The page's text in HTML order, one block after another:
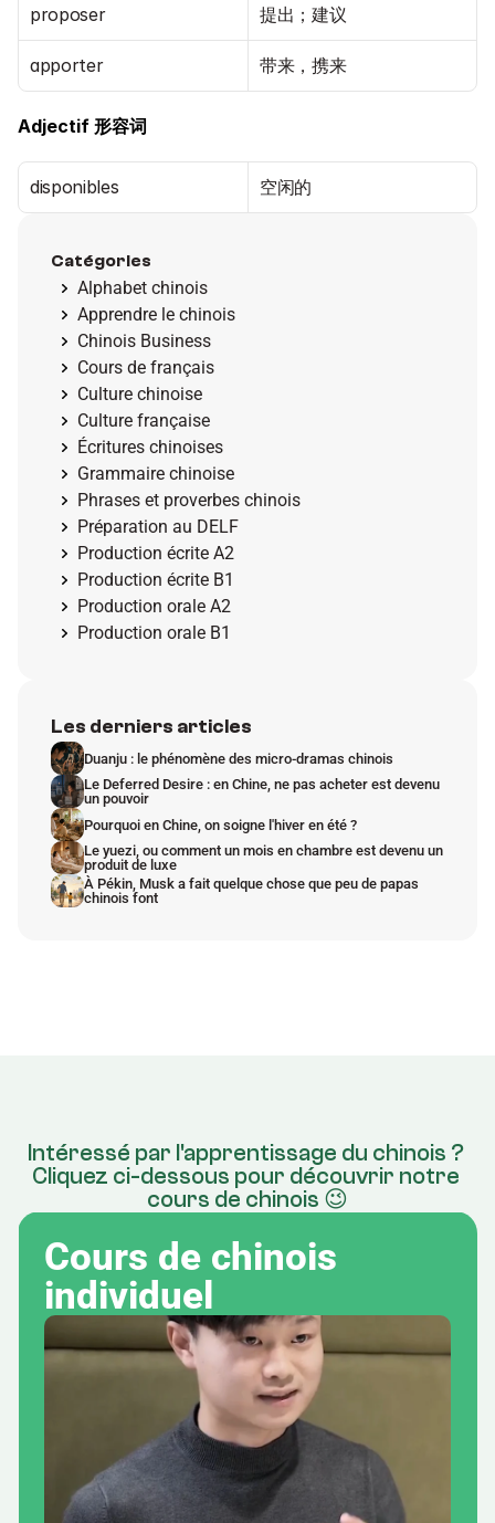
proposer 提出；建议
apporter 带来，携来
Adjectif 形容词
disponibles 空闲的
Catégories
Alphabet chinois
Apprendre le chinois
Chinois Business
Cours de français
Culture chinoise
Culture française
Écritures chinoises
Grammaire chinoise
Phrases et proverbes chinois
Préparation au DELF
Production écrite A2
Production écrite B1
Production orale A2
Production orale B1
Les derniers articles
Duanju : le phénomène des micro-dramas chinois
Le Deferred Desire : en Chine, ne pas acheter est devenu
un pouvoir
Pourquoi en Chine, on soigne l'hiver en été ?
Le yuezi, ou comment un mois en chambre est devenu un
produit de luxe
À Pékin, Musk a fait quelque chose que peu de papas
chinois font
Intéressé par l'apprentissage du chinois ?
Cliquez ci-dessous pour découvrir notre
cours de chinois 😉
Cours de chinois
individuel